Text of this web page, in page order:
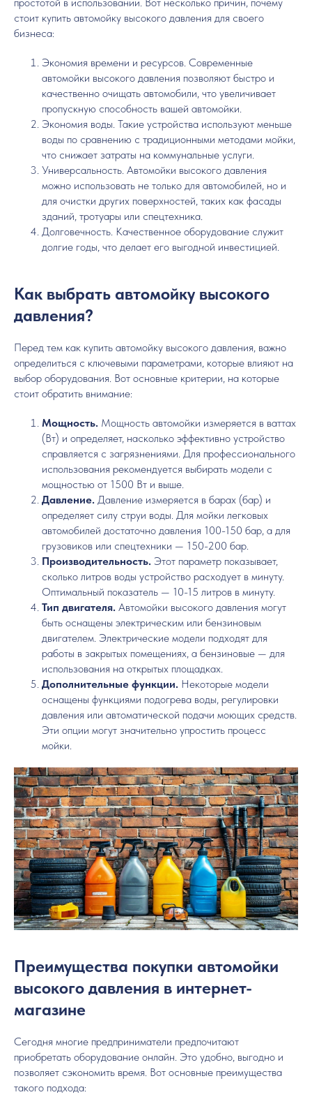
стоит купить автомойку высокого давления для своего
бизнеса:
Экономия времени и ресурсов. Современные
автомойки высокого давления позволяют быстро и
качественно очищать автомобили, что увеличивает
пропускную способность вашей автомойки.
Экономия воды. Такие устройства используют меньше
воды по сравнению с традиционными методами мойки,
что снижает затраты на коммунальные услуги.
Универсальность. Автомойки высокого давления
можно использовать не только для автомобилей, но и
для очистки других поверхностей, таких как фасады
зданий, тротуары или спецтехника.
Долговечность. Качественное оборудование служит
долгие годы, что делает его выгодной инвестицией.
Как выбрать автомойку высокого
давления?
Перед тем как купить автомойку высокого давления, важно
определиться с ключевыми параметрами, которые влияют на
выбор оборудования. Вот основные критерии, на которые
стоит обратить внимание:
Мощность. Мощность автомойки измеряется в ваттах
(Вт) и определяет, насколько эффективно устройство
справляется с загрязнениями. Для профессионального
использования рекомендуется выбирать модели с
мощностью от 1500 Вт и выше.
Давление. Давление измеряется в барах (бар) и
определяет силу струи воды. Для мойки легковых
автомобилей достаточно давления 100-150 бар, а для
грузовиков или спецтехники — 150-200 бар.
Производительность. Этот параметр показывает,
сколько литров воды устройство расходует в минуту.
Оптимальный показатель — 10-15 литров в минуту.
Тип двигателя. Автомойки высокого давления могут
быть оснащены электрическим или бензиновым
двигателем. Электрические модели подходят для
работы в закрытых помещениях, а бензиновые — для
использования на открытых площадках.
Дополнительные функции. Некоторые модели
оснащены функциями подогрева воды, регулировки
давления или автоматической подачи моющих средств.
Эти опции могут значительно упростить процесс
мойки.
Преимущества покупки автомойки
высокого давления в интернет-
магазине
Сегодня многие предприниматели предпочитают
приобретать оборудование онлайн. Это удобно, выгодно и
позволяет сэкономить время. Вот основные преимущества
такого подхода: